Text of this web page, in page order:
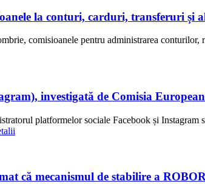
la conturi, carduri, transferuri și
comisioanele pentru administrarea
investigată de Comisia
platformelor sociale Facebook și
că mecanismul de stabilire a